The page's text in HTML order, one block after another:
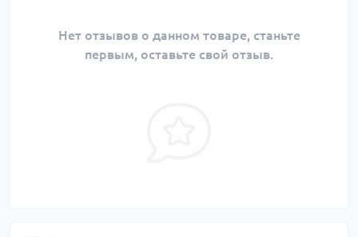
Нет отзывов о данном товаре, станьте
первым, оставьте свой отзыв.